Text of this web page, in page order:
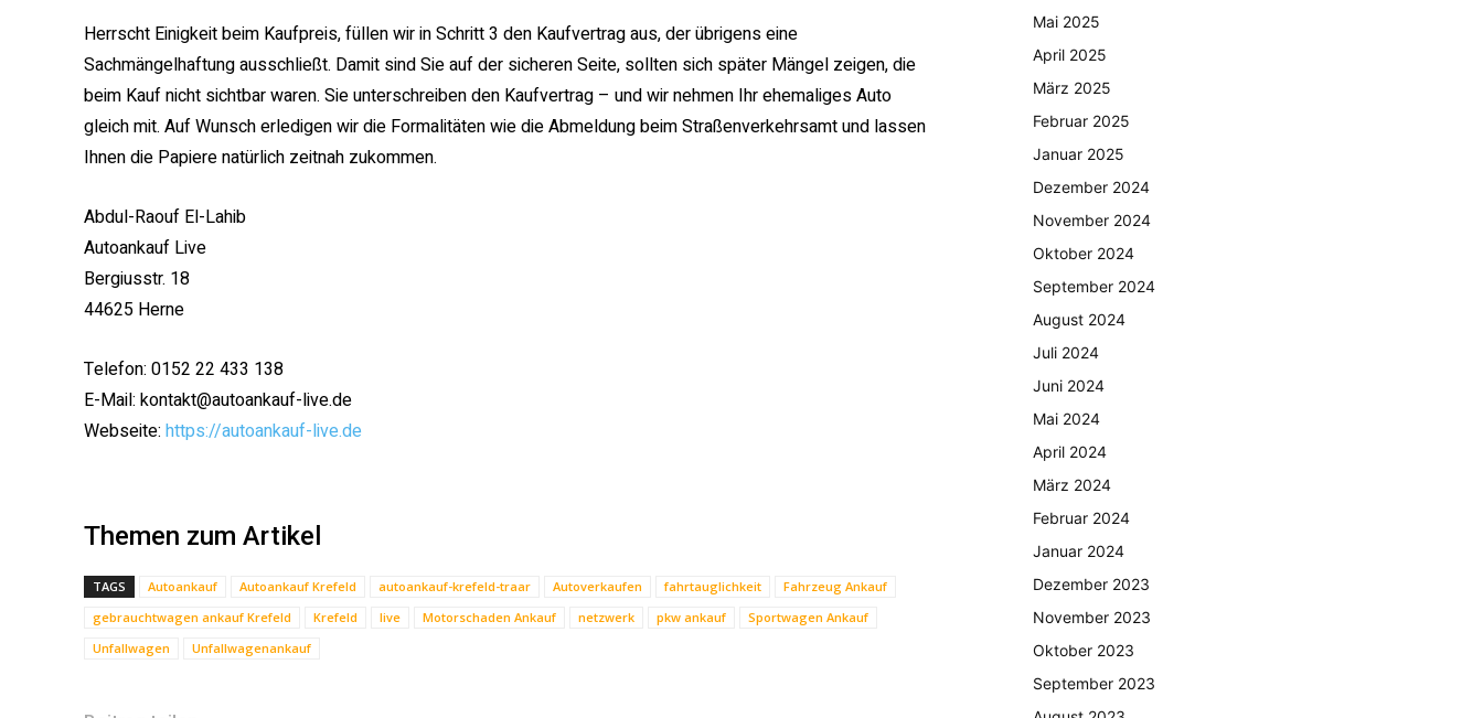
Herrscht Einigkeit beim Kaufpreis, füllen wir in Schritt 3 den Kaufvertrag aus, der übrigens eine
Sachmängelhaftung ausschließt. Damit sind Sie auf der sicheren Seite, sollten sich später Mängel zeigen, die
beim Kauf nicht sichtbar waren. Sie unterschreiben den Kaufvertrag – und wir nehmen Ihr ehemaliges Auto
gleich mit. Auf Wunsch erledigen wir die Formalitäten wie die Abmeldung beim Straßenverkehrsamt und lassen
Ihnen die Papiere natürlich zeitnah zukommen.
Abdul-Raouf El-Lahib
Autoankauf Live
Bergiusstr. 18
44625 Herne
Telefon: 0152 22 433 138
E-Mail: kontakt@autoankauf-live.de
Webseite: https://autoankauf-live.de
Themen zum Artikel
TAGS Autoankauf Autoankauf Krefeld autoankauf-krefeld-traar Autoverkaufen fahrtauglichkeit
Fahrzeug Ankauf
gebrauchtwagen ankauf Krefeld
Krefeld live Motorschaden Ankauf netzwerk pkw ankauf
Sportwagen Ankauf
Unfallwagen
Unfallwagenankauf
Mai 2025
April 2025
März 2025
Februar 2025
Januar 2025
Dezember 2024
November 2024
Oktober 2024
September 2024
August 2024
Juli 2024
Juni 2024
Mai 2024
April 2024
März 2024
Februar 2024
Januar 2024
Dezember 2023
November 2023
Oktober 2023
September 2023